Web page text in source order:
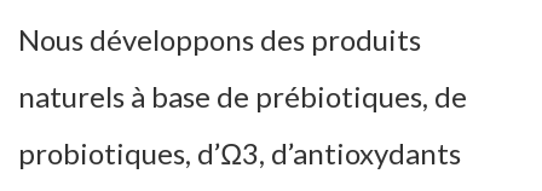
Nous développons des produits
naturels à base de prébiotiques, de
probiotiques, d’Ω3, d’antioxydants